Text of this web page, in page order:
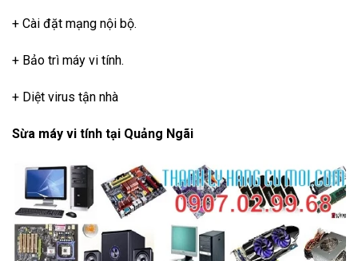
+ Cài đặt mạng nội bộ.
+ Bảo trì máy vi tính.
+ Diệt virus tận nhà
Sừa máy vi tính tại Quảng Ngãi